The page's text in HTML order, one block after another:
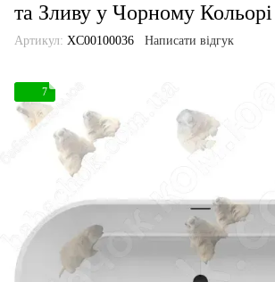
та Зливу у Чорному Кольорі
Артикул: XC00100036 Написати відгук
7